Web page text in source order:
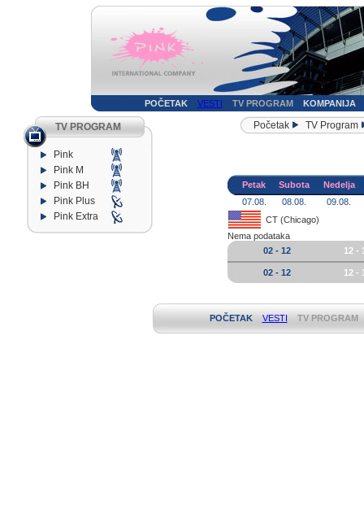
POČETAK VESTI TV PROGRAM KOMPANIJA
TV PROGRAM
Pink
Pink M
Pink BH
Pink Plus
Pink Extra
Početak TV Program
Petak Subota
Nedelja
07.08.
08.08.
09.08.
CT (Chicago)
Nema podataka
02 - 12
12 -
02 - 12 12 -
POČETAK VESTI TV PROGRAM